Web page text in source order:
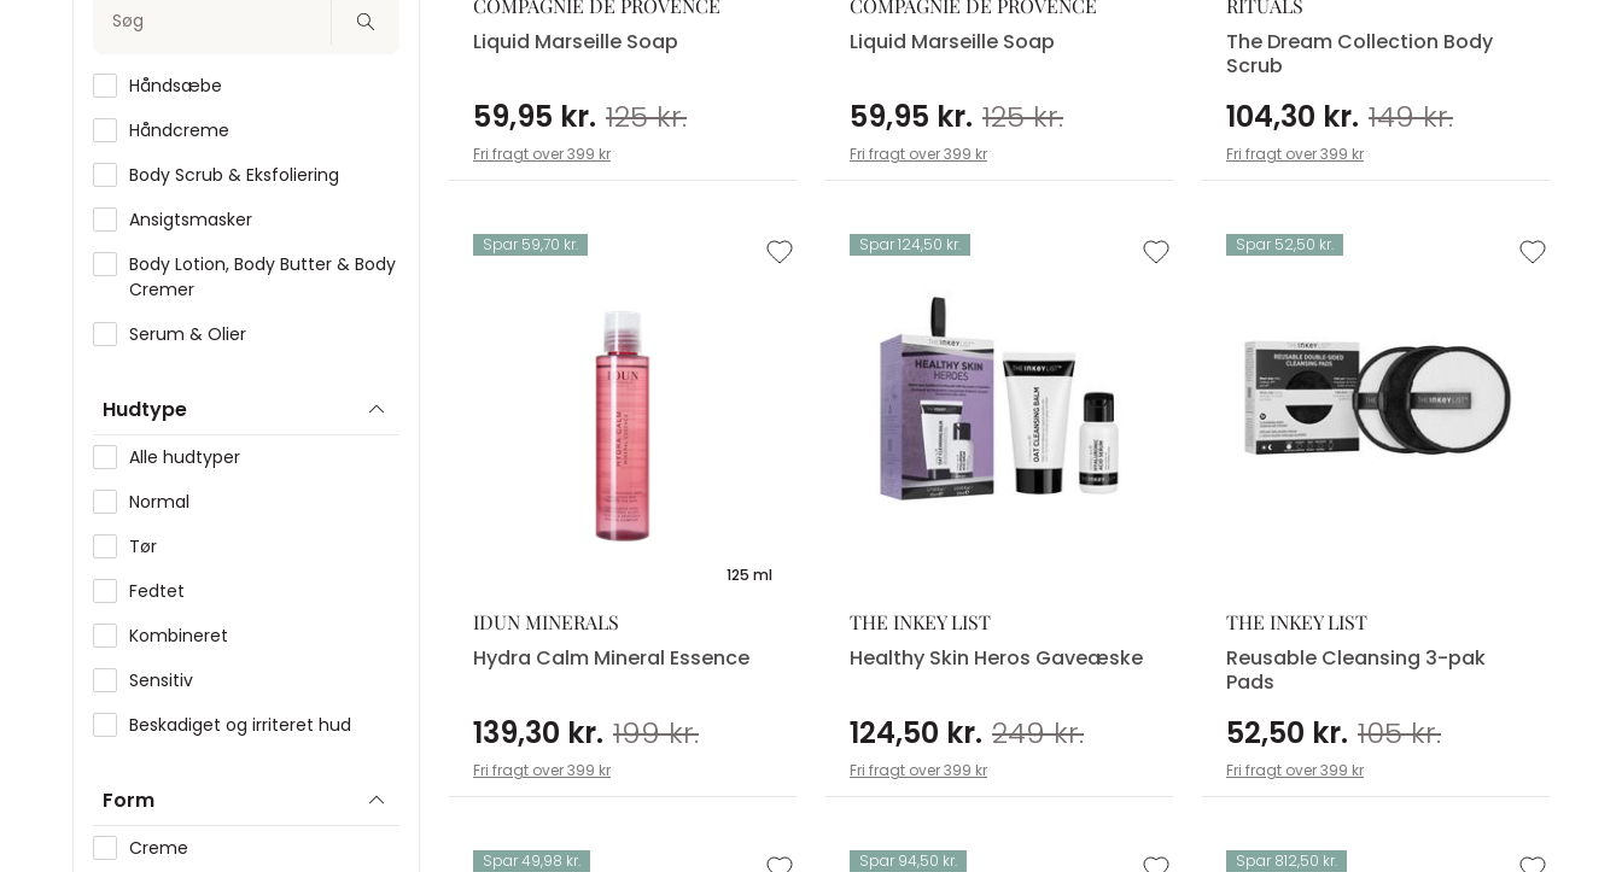
Lancôme
Meraki
Murad
Nuxe
Rituals
The Inkey List
Søg
Håndsæbe
Håndcreme
Body Scrub & Eksfoliering
Ansigtsmasker
Body Lotion, Body Butter & Body
Cremer
Serum & Olier
Skintonic & Toner
Makeupfjerner
Scrub & Eksfoliering
Dagcreme
Tilbehør
Gaveæsker til hende
Hudtype
Alle hudtyper
Normal
Tør
Fedtet
Kombineret
Sensitiv
Beskadiget og irriteret hud
Form
Creme
Liquid Marseille Soap
59,95 kr. 125 kr.
Fri fragt over 399 kr
Liquid Marseille Soap
59,95 kr. 125 kr.
Fri fragt over 399 kr
The Dream Collection Body
Scrub
104,30 kr. 149 kr.
Fri fragt over 399 kr
Spar 59,70 kr.
125 ml
IDUN MINERALS
Hydra Calm Mineral Essence
139,30 kr. 199 kr.
Fri fragt over 399 kr
Spar 124,50 kr.
THE INKEY LIST
Healthy Skin Heros Gaveæske
124,50 kr. 249 kr.
Fri fragt over 399 kr
Spar 52,50 kr.
THE INKEY LIST
Reusable Cleansing 3-pak
Pads
52,50 kr. 105 kr.
Fri fragt over 399 kr
Spar 49,98 kr. Spar 94,50 kr. Spar 812,50 kr.